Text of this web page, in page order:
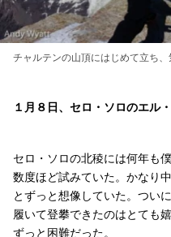
チャルテンの山頂にはじめて立ち
１月８日、セロ・ソロのエル
セロ・ソロの北稜には何年も
数度ほど試みていた。かなり
とずっと想像していた。つい
履いて登攀できたのはとても
ずっと困難だった。